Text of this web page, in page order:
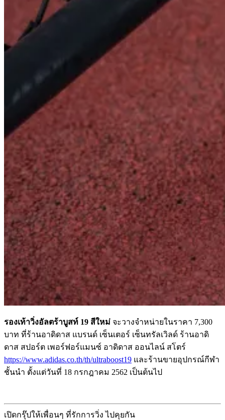
รองเท้าวิ่งอัลตร้าบูสท์ 19 สีใหม่ จะวางจำหน่ายในราคา 7,300
บาท ที่ร้านอาดิดาส แบรนด์ เซ็นเตอร์ เซ็นทรัลเวิลด์ ร้านอาดิ
ดาส สปอร์ต เพอร์ฟอร์แมนซ์ อาดิดาส ออนไลน์ สโตร์
https://www.adidas.co.th/th/ultraboost19 และร้านขายอุปกรณ์กีฬา
ชั้นนำ ตั้งแต่วันที่ 18 กรกฎาคม 2562 เป็นต้นไป
เปิดกรุ๊ปให้เพื่อนๆ ที่รักการวิ่ง ไปคุยกัน